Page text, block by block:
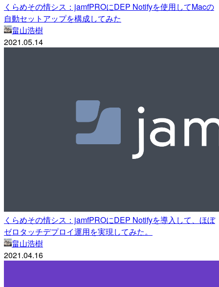
くらめその情シス：jamfPROにDEP Notifyを使用してMacの
自動セットアップを構成してみた
畠山浩樹
2021.05.14
くらめその情シス：jamfPROにDEP Notifyを導入して、ほぼ
ゼロタッチデプロイ運用を実現してみた。
畠山浩樹
2021.04.16